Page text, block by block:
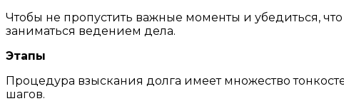
Чтобы не пропустить важные моменты и убедиться,
заниматься ведением дела.
Этапы
Процедура взыскания долга имеет множество
шагов.